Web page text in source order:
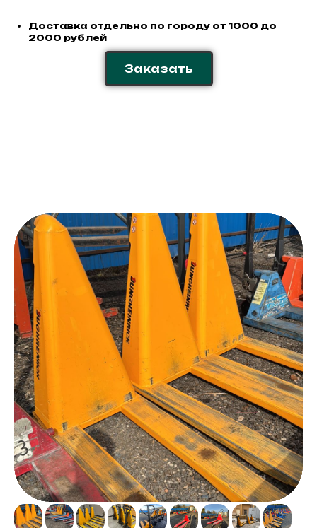
Доставка отдельно по городу от 1000 до
2000 рублей
Заказать